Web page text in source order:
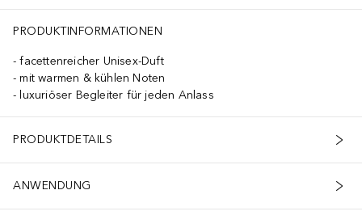
PRODUKTINFORMATIONEN
facettenreicher Unisex-Duft
mit warmen & kühlen Noten
luxuriöser Begleiter für jeden Anlass
PRODUKTDETAILS
ANWENDUNG